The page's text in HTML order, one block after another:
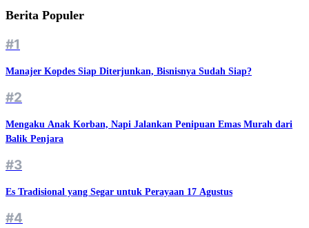
Berita Populer
#1
Manajer Kopdes Siap Diterjunkan, Bisnisnya Sudah Siap?
#2
Mengaku Anak Korban, Napi Jalankan Penipuan Emas Murah dari
Balik Penjara
#3
Es Tradisional yang Segar untuk Perayaan 17 Agustus
#4